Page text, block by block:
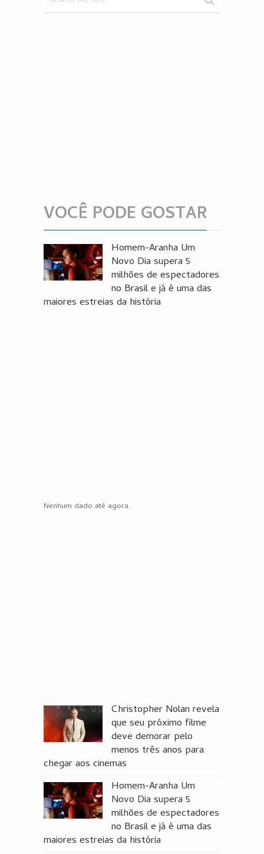
VOCÊ PODE GOSTAR
Homem-Aranha Um
Novo Dia supera 5
milhões de espectadores
no Brasil e já é uma das
maiores estreias da história
Nenhum dado até agora.
Christopher Nolan revela
que seu próximo filme
deve demorar pelo
menos três anos para
chegar aos cinemas
Homem-Aranha Um
Novo Dia supera 5
milhões de espectadores
no Brasil e já é uma das
maiores estreias da história